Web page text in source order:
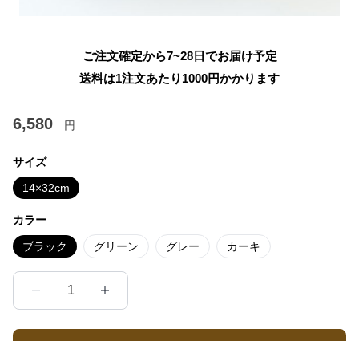
ご注文確定から7~28日でお届け予定
送料は1注文あたり 1000円かかります
6,580 円
サイズ
14×32cm
カラー
ブラック グリーン グレー カーキ
1